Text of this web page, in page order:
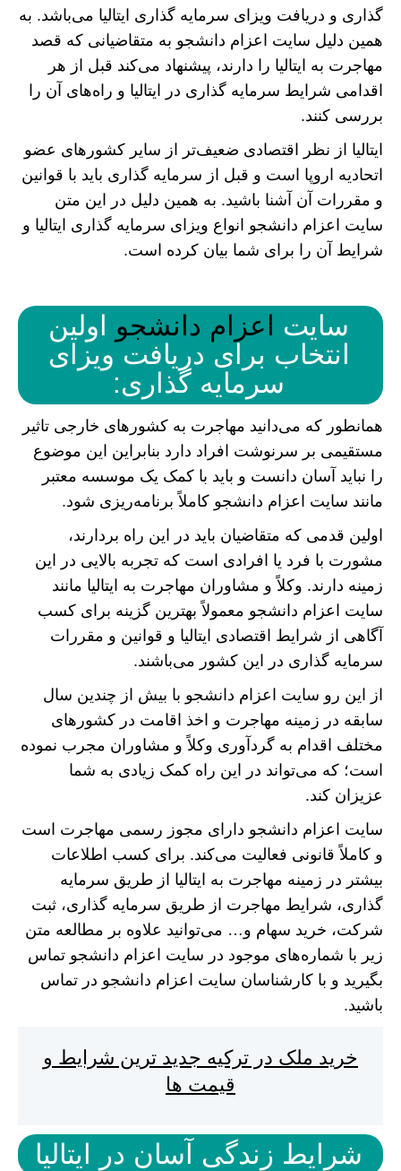
گذاری و دریافت ویزای سرمایه گذاری ایتالیا می‌باشد. به
همین دلیل سایت اعزام دانشجو به متقاضیانی که قصد
مهاجرت به ایتالیا را دارند، پیشنهاد می‌کند قبل از هر
اقدامی شرایط سرمایه گذاری در ایتالیا و راه‌های آن را
بررسی کنند.
ایتالیا از نظر اقتصادی ضعیف‌تر از سایر کشور‌های عضو
اتحادیه اروپا است و قبل از سرمایه گذاری باید با قوانین
و مقررات آن آشنا باشید. به همین دلیل در این متن
سایت اعزام دانشجو انواع ویزای سرمایه گذاری ایتالیا و
شرایط آن را برای شما بیان کرده است.
سایت اعزام دانشجو اولین
انتخاب برای دریافت ویزای
سرمایه گذاری:
همانطور که می‌دانید مهاجرت به کشور‌های خارجی تاثیر
مستقیمی بر سرنوشت افراد دارد بنابراین این موضوع
را نباید آسان دانست و باید با کمک یک موسسه معتبر
مانند سایت اعزام دانشجو کاملاً برنامه‌ریزی شود.
اولین قدمی که متقاضیان باید در این راه بردارند،
مشورت با فرد یا افرادی است که تجربه بالایی در این
زمینه دارند. وکلاً و مشاوران مهاجرت به ایتالیا مانند
سایت اعزام دانشجو معمولاً بهترین گزینه برای کسب
آگاهی از شرایط اقتصادی ایتالیا و قوانین و مقررات
سرمایه گذاری در این کشور می‌باشند.
از این رو سایت اعزام دانشجو با بیش از چندین سال
سابقه در زمینه مهاجرت و اخذ اقامت در کشور‌های
مختلف اقدام به گردآوری وکلاً و مشاوران مجرب نموده
است؛ که می‌تواند در این راه کمک زیادی به شما
عزیزان کند.
سایت اعزام دانشجو دارای مجوز رسمی مهاجرت است
و کاملاً قانونی فعالیت می‌کند. برای کسب اطلاعات
بیشتر در زمینه مهاجرت به ایتالیا از طریق سرمایه
گذاری، شرایط مهاجرت از طریق سرمایه گذاری، ثبت
شرکت، خرید سهام و… می‌توانید علاوه بر مطالعه متن
زیر با شماره‌های موجود در سایت اعزام دانشجو تماس
بگیرید و با کارشناسان سایت اعزام دانشجو در تماس
باشید.
خرید ملک در ترکیه جدید ترین شرایط و
قیمت ها
شرایط زندگی آسان در ایتالیا